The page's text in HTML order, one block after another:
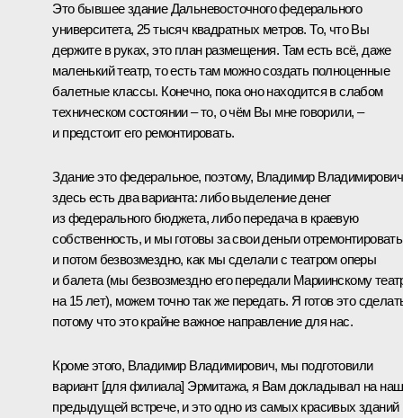
Это бывшее здание Дальневосточного федерального
университета, 25 тысяч квадратных метров. То, что Вы
держите в руках, это план размещения. Там есть всё, даже
маленький театр, то есть там можно создать полноценные
балетные классы. Конечно, пока оно находится в слабом
техническом состоянии – то, о чём Вы мне говорили, –
и предстоит его ремонтировать.
Здание это федеральное, поэтому, Владимир
здесь есть два варианта: либо выделение денег
из федерального бюджета, либо передача в краевую
собственность, и мы готовы за свои деньги отремонтировать
и потом безвозмездно, как мы сделали с театром оперы
и балета (мы безвозмездно его передали Мариинскому
на 15 лет), можем точно так же передать. Я готов это
потому что это крайне важное направление для нас.
Кроме этого, Владимир Владимирович, мы подготовили
вариант [для филиала] Эрмитажа, я Вам докладывал на
предыдущей встрече, и это одно из самых красивых зданий